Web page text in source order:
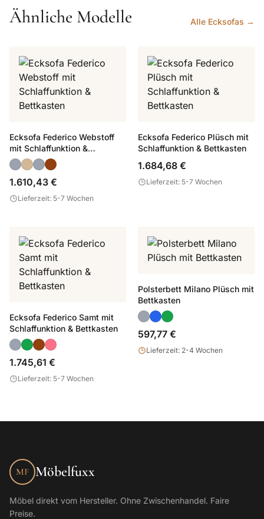
Ähnliche Modelle Alle Ecksofas →
Ecksofa Federico Webstoff
mit Schlaffunktion &
Bettkasten
1.610,43 €
Lieferzeit: 5-7 Wochen
Ecksofa Federico Plüsch mit
Schlaffunktion & Bettkasten
1.684,68 €
Lieferzeit: 5-7 Wochen
Ecksofa Federico Samt mit
Schlaffunktion & Bettkasten
1.745,61 €
Lieferzeit: 5-7 Wochen
Polsterbett Milano Plüsch mit
Bettkasten
597,77 €
Lieferzeit: 2-4 Wochen
MF Möbelfuxx
Möbel direkt vom Hersteller. Ohne Zwischenhandel. Faire
Preise.